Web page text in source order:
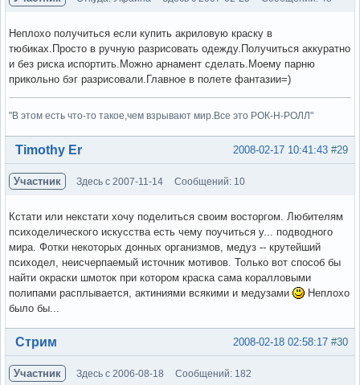
Неплохо получиться если купить акриловую краску в
тюбиках.Просто в ручную разрисовать одежду.Получиться аккуратно
и без риска испортить.Можно арнамент сделать.Моему парню
прикольно бэг разрисовали.Главное в полете фантазии=)
"В этом есть что-то такое,чем взрывают мир.Все это РОК-Н-РОЛЛ"
Вне форума #29
2008-02-17 10:41:43
Timothy Er
Участник Здесь с 2007-11-14 Сообщений: 10
Кстати или некстати хочу поделиться своим восторгом. Любителям
психоделического искусства есть чему поучиться у... подводного
мира. Фотки некоторых донных организмов, медуз -- крутейший
психодел, неисчерпаемый источник мотивов. Только вот способ бы
найти окраски шмоток при котором краска сама коралловыми
полипами расплывается, актиниями всякими и медузами
Неплохо
было бы...
Вне форума #30
2008-02-18 02:58:17
Стрим
Участник Здесь с 2006-08-18 Сообщений: 182